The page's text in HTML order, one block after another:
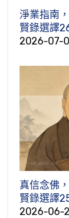
淨業指南
賢錄選譯
2026-07-
真信念佛
賢錄選譯
2026-06-